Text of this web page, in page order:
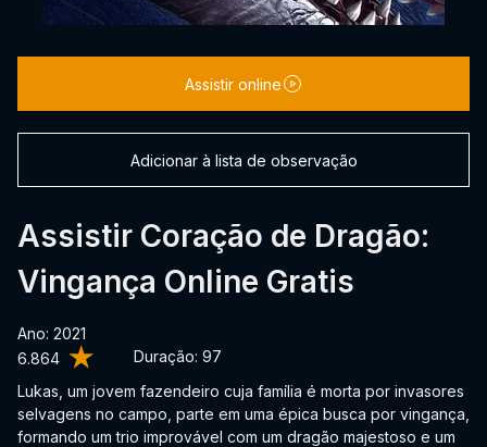
6.864 Duração: 97
Assistir Coração de Dragão:
Vingança Online Gratis
Ano: 2021
Lukas, um jovem fazendeiro cuja família é morta por invasores
selvagens no campo, parte em uma épica busca por vingança,
formando um trio improvável com um dragão majestoso e um
Assistir online
Adicionar à lista de observação